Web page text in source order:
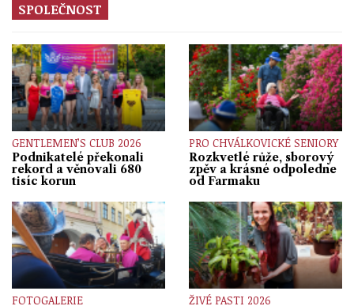
SPOLEČNOST
GENTLEMEN’S CLUB 2026
Podnikatelé překonali
rekord a věnovali 680
tisíc korun
PRO CHVÁLKOVICKÉ SENIORY
Rozkvetlé růže, sborový
zpěv a krásné odpoledne
od Farmaku
FOTOGALERIE ŽIVÉ PASTI 2026